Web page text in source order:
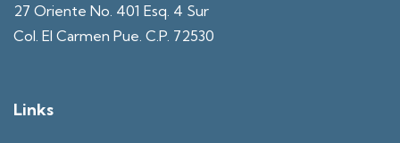
27 Oriente No. 401 Esq. 4 Sur
Col. El Carmen Pue. C.P. 72530
Links